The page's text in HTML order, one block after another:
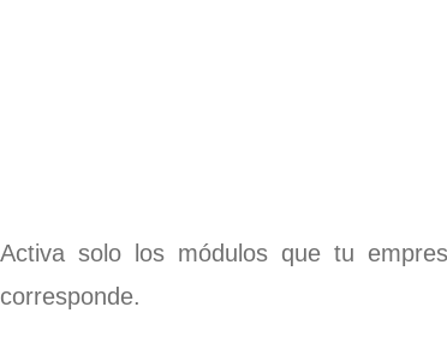
Activa solo los módulos que tu
corresponde.